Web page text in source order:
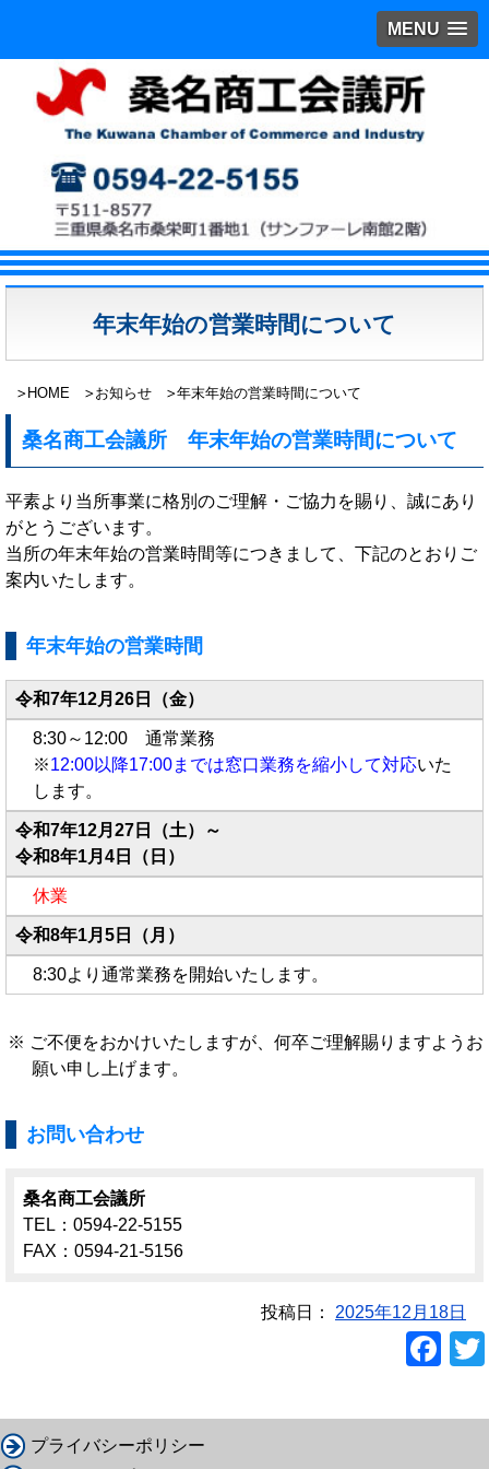
MENU
年末年始の営業時間について
HOME お知らせ 年末年始の営業時間について
桑名商工会議所 年末年始の営業時間について
平素より当所事業に格別のご理解・ご協力を賜り、誠にあり
がとうございます。
当所の年末年始の営業時間等につきまして、下記のとおりご
案内いたします。
年末年始の営業時間
令和7年12月26日（金）
8:30～12:00 通常業務
※12:00以降17:00までは窓口業務を縮小して対応いた
します。
令和7年12月27日（土）～
令和8年1月4日（日）
休業
令和8年1月5日（月）
8:30より通常業務を開始いたします。
ご不便をおかけいたしますが、何卒ご理解賜りますようお
願い申し上げます。
お問い合わせ
桑名商工会議所
TEL：0594-22-5155
FAX：0594-21-5156
投稿日： 2025年12月18日
F
c
プライバシーポリシー